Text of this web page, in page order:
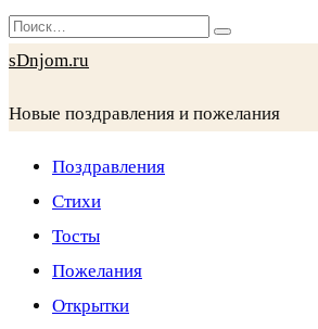
Перейти
к
Search
for:
sDnjom.ru
Новые поздравления и пожелания
Поздравления
Стихи
Тосты
Пожелания
Открытки